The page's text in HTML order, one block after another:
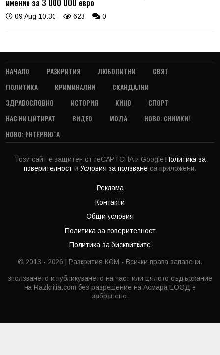
имение за 3 000 000 евро
09 Aug 10:30 623 0
НАЧАЛО РАЗКРИТИЯ ЛЮБОПИТНИ
СВЯТ
ПОЛИТИКА
КРИМИНАЛНИ
СКАНДАЛНИ
ЗДРАВОСЛОВНО
ИСТОРИЯ КИНО
СПОРТ
НАС НИ ЦИТИРАТ
ВИДЕО МОДА
НОВО: СНИМКИ!
НОВО: ИНТЕРВЮТА
Този сайт е защитен от reCAPTCHA и Google Политика за
поверителност и Условия за ползване са приложени.
Реклама
Контакти
Общи условия
Политика за поверителност
Политика за бисквитките
© 2013 - 2026 | Разкрития.КОМ - Всички права запазени.
зползването и публикуването на част или цялото съдържание
на Razkritia.com без разрешение на Асмара ЕООД е
забранено.